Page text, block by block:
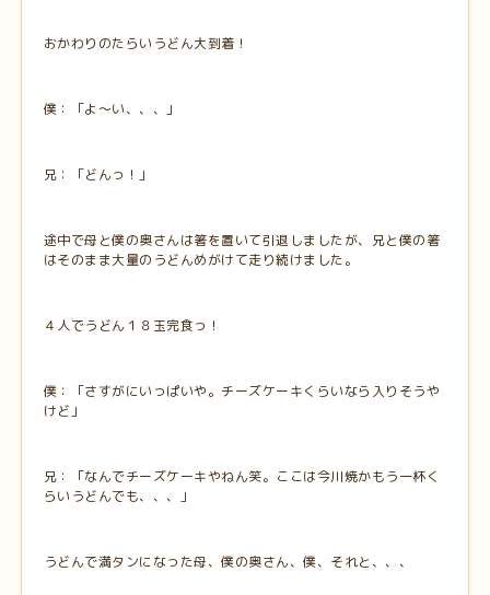
おかわりのたらいうどん大到着！
僕：「よ～い、、、」
兄：「どんっ！」
途中で母と僕の奥さんは箸を置いて引退しましたが、兄と僕の箸
はそのまま大量のうどんめがけて走り続けました。
４人でうどん１８玉完食っ！
僕：「さすがにいっぱいや。チーズケーキくらいなら入りそうや
けど」
兄：「なんでチーズケーキやねん笑。ここは今川焼かもう一杯く
らいうどんでも、、、」
うどんで満タンになった母、僕の奥さん、僕、それと、、、